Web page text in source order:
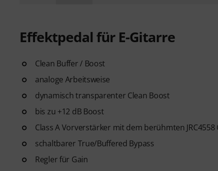
Effektpedal für E-Gitarre
Clean Buffer / Boost
analoge Arbeitsweise
dynamisch transparenter Clean Boost
bis zu +12 dB Boost
Class A Vorverstärker mit dem berühmten JRC4558
schaltbarer True/Buffered Bypass
Regler für Gain